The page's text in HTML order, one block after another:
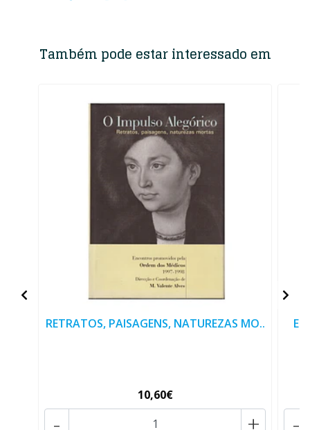
Também pode estar interessado em
RETRATOS, PAISAGENS, NATUREZAS MO..
10,60€
+
- -